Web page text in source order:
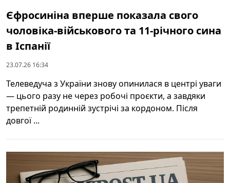
Єфросиніна вперше показала свого
чоловіка-військового та 11-річного сина
в Іспанії
23.07.26 16:34
Телеведуча з України знову опинилася в центрі уваги
— цього разу не через робочі проєкти, а завдяки
трепетній родинній зустрічі за кордоном. Після
довгої ...